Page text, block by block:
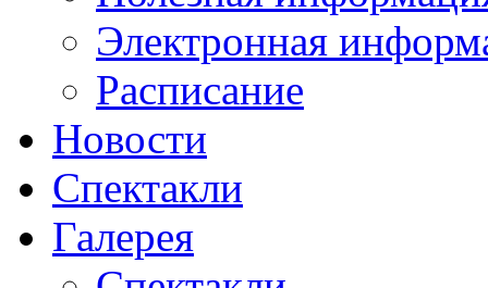
Электронная
Расписание
Новости
Спектакли
Галерея